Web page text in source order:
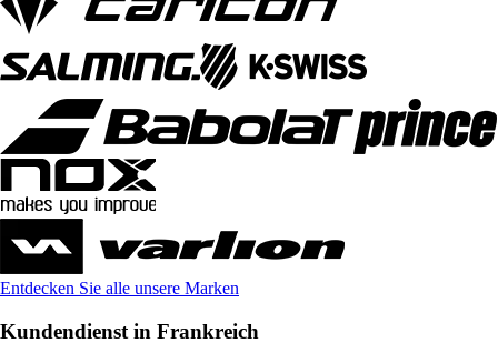
Entdecken Sie alle unsere Marken
Kundendienst in Frankreich